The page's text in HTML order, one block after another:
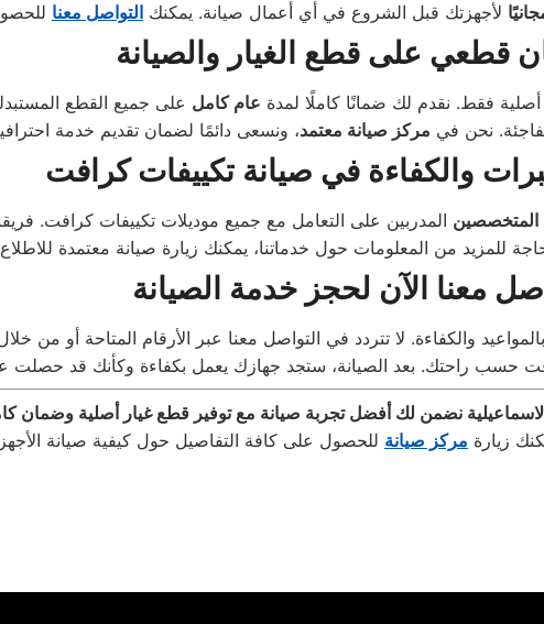
لأجهزتك قبل الشروع في أي أعمال صيانة. يمكنك التواصل معنا
قطعي على قطع الغيار والصيانة
فقط. نقدم لك ضمانًا كاملًا لمدة عام كامل على جميع القطع
نحن في مركز صيانة معتمد
والكفاءة في صيانة تكييفات كرافت
المتخصصين المدربين على التعامل مع جميع موديلات تكييفات كرافت.
معنا الآن لحجز خدمة الصيانة
والكفاءة. لا تتردد في التواصل معنا عبر الأرقام المتاحة أو من
زيارة مركز صيانة